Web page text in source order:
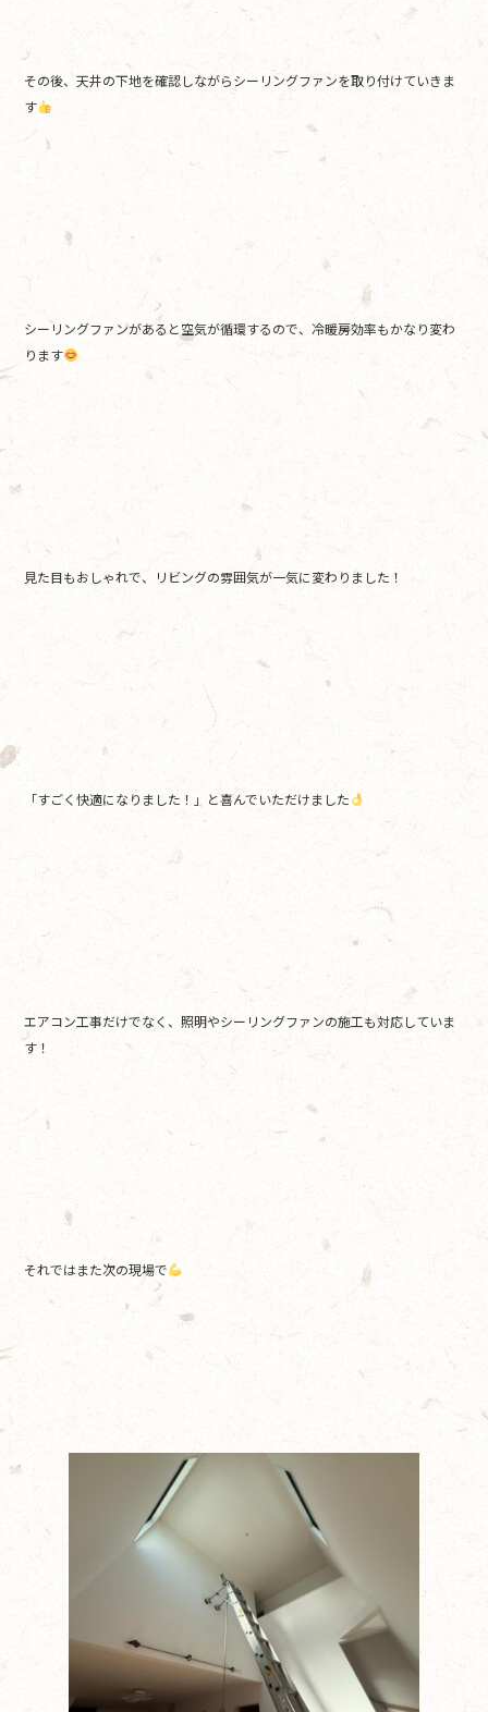
その後、天井の下地を確認しながらシーリングファンを取り付けていきま
す
シーリングファンがあると空気が循環するので、冷暖房効率もかなり変わ
ります
見た目もおしゃれで、リビングの雰囲気が一気に変わりました！
「すごく快適になりました！」と喜んでいただけました
エアコン工事だけでなく、照明やシーリングファンの施工も対応していま
す！
それではまた次の現場で